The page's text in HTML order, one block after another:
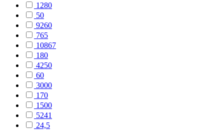
1280
50
9260
765
10867
180
4250
60
3000
170
1500
5241
24,5